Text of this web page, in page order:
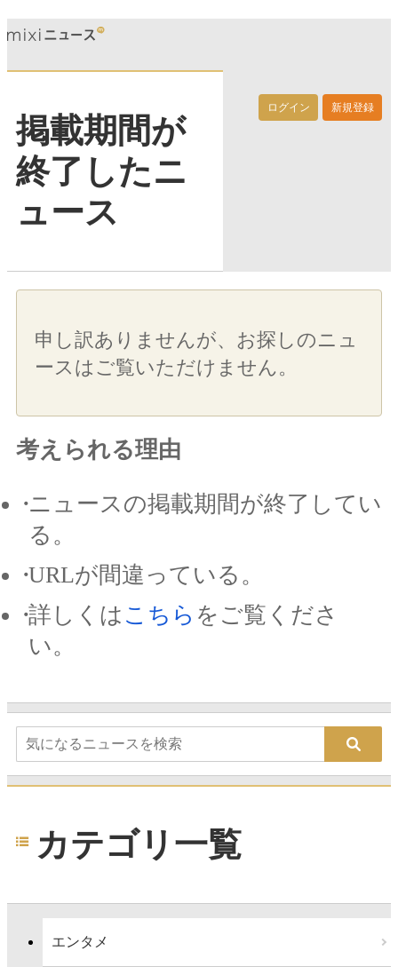
ログイン 新規登録
掲載期間が
終了したニ
ュース
申し訳ありませんが、お探しのニュ
ースはご覧いただけません。
考えられる理由
ニュースの掲載期間が終了してい
る。
URLが間違っている。
詳しくは こちら をご覧くださ
い。
カテゴリ一覧
エンタメ